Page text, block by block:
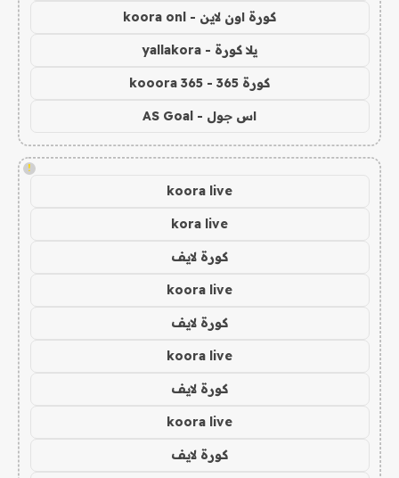
كورة اون لاين - koora onl
يلا كورة - yallakora
كورة 365 - kooora 365
اس جول - AS Goal
!
koora live
kora live
كورة لايف
koora live
كورة لايف
koora live
كورة لايف
koora live
كورة لايف